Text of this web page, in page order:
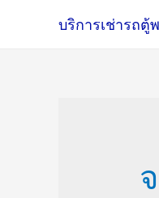
บริการเช่ารถตู้